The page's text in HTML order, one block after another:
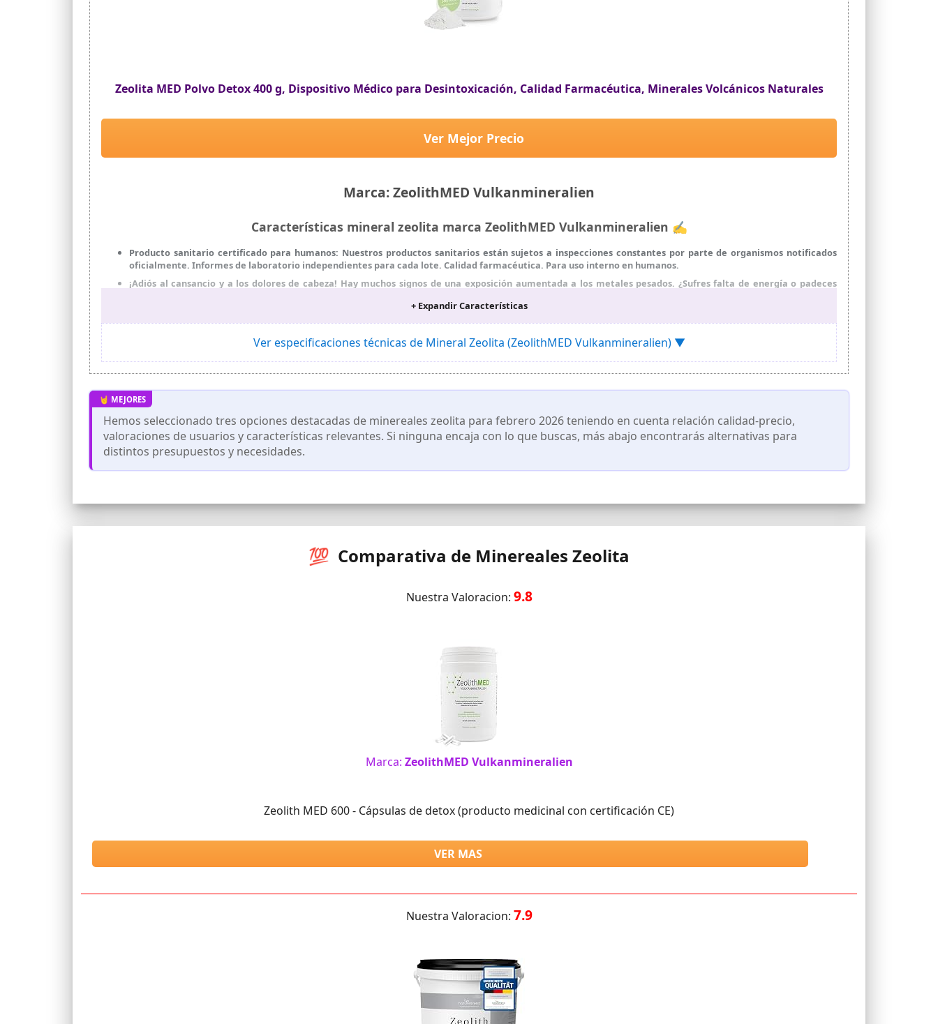
Zeolita MED Polvo Detox 400 g, Dispositivo Médico para Desintoxicación, Calidad Farmacéutica, Minerales Volcánicos Naturales
Marca: ZeolithMED Vulkanmineralien
Ver Mejor Precio
Características mineral zeolita marca ZeolithMED Vulkanmineralien ✍
Producto sanitario certificado para humanos: Nuestros productos sanitarios están sujetos a inspecciones constantes por parte de organismos notificados
oficialmente. Informes de laboratorio independientes para cada lote. Calidad farmacéutica. Para uso interno en humanos.
¡Adiós al cansancio y a los dolores de cabeza! Hay muchos signos de una exposición aumentada a los metales pesados. ¿Sufres falta de energía o padeces
Ideal para un tracto gastrointestinal sensible: la característica especial de la Bentonit es su película de gel de montmorillonita, que puede tener un efecto
calmante sobre la mucosa gastrointestinal sensible
Desintoxicación de metales pesados: ZeolithMED ha demostrado desintoxicar el cuerpo de: níquel, plomo, mercurio, cadmio, aluminio y cromo.
Absolutamente natural: Zeolith clinoptilolita 100 % pura procedente de los Cárpatos. Ni más ni menos. Garantizada sin aditivos, sin aromas y sin colorantes.
También es 100 % vegana y sin gluten. Ideal para un estilo de vida sano y consciente.
La mejor relación calidad-precio: uno de los productos sanitarios más favorables aptos y aprobados para el consumo humano.
+ Expandir Características
Ver especificaciones técnicas de Mineral Zeolita (ZeolithMED Vulkanmineralien) ▼
Hemos seleccionado tres opciones destacadas de minereales zeolita para febrero 2026 teniendo en cuenta relación calidad-precio,
valoraciones de usuarios y características relevantes. Si ninguna encaja con lo que buscas, más abajo encontrarás alternativas para
distintos presupuestos y necesidades.
💯 Comparativa de Minereales Zeolita
Nuestra Valoracion: 9.8
Marca: ZeolithMED Vulkanmineralien
Zeolith MED 600 - Cápsulas de detox (producto medicinal con certificación CE)
VER MAS
Nuestra Valoracion: 7.9